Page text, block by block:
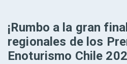
¡Rumbo a la gran
regionales de los
Enoturismo Chile